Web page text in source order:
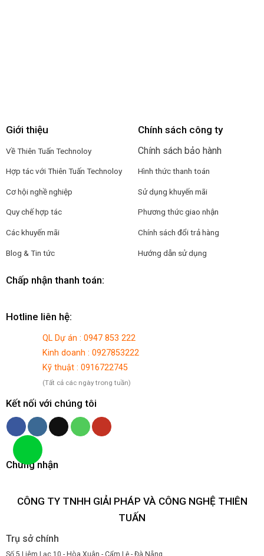
Giới thiệu
Về Thiên Tuấn Technoloy
Hợp tác với Thiên Tuấn Technoloy
Cơ hội nghề nghiệp
Quy chế hợp tác
Các khuyến mãi
Blog & Tin tức
Chính sách công ty
Chính sách bảo hành
Hình thức thanh toán
Sử dụng khuyến mãi
Phương thức giao nhận
Chính sách đổi trả hàng
Hướng dẫn sử dụng
Chấp nhận thanh toán:
Hotline liên hệ:
QL Dự án : 0947 853 222
Kinh doanh : 0927853222
Kỹ thuật : 0916722745
(Tất cả các ngày trong tuần)
Kết nối với chúng tôi
Chứng nhận
CÔNG TY TNHH GIẢI PHÁP VÀ CÔNG NGHỆ THIÊN
TUẤN
Trụ sở chính
Số 5 Liêm Lạc 10 - Hòa Xuân - Cẩm Lệ - Đà Nẵng.